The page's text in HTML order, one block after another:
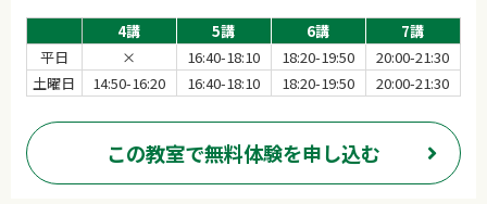
4講 5講 6講
7講
平日
× 16:40-18:10 18:20-19:50
20:00-21:30
土曜日
14:50-16:20 16:40-18:10 18:20-19:50 20:00-21:30
この教室で無料体験を申し込む